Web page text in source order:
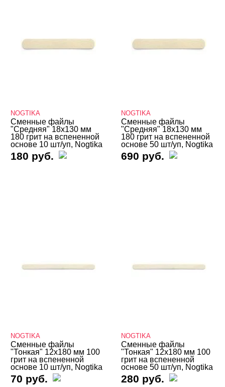
основа
Сменные файлы IB.DI NAILS
Сменные файлы Mystique
Сменные файлы NailPro
Сменные файлы TNL
Уход
Фрезы, боры, колпачки
NOGTIKA
Сменные файлы
"Средняя" 18х130 мм
180 грит на вспененной
основе 10 шт/уп, Nogtika
180 руб.
NOGTIKA
Сменные файлы
"Средняя" 18х130 мм
180 грит на вспененной
основе 50 шт/уп, Nogtika
690 руб.
NOGTIKA
Сменные файлы
"Тонкая" 12х180 мм 100
грит на вспененной
основе 10 шт/уп, Nogtika
70 руб.
NOGTIKA
Сменные файлы
"Тонкая" 12х180 мм 100
грит на вспененной
основе 50 шт/уп, Nogtika
280 руб.